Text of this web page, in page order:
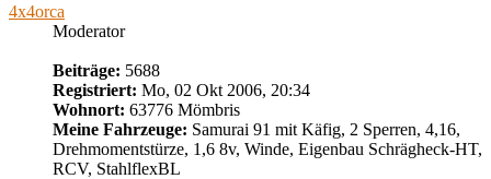
4x4orca
Moderator
Beiträge: 5688
Registriert: Mo, 02 Okt 2006, 20:34
Wohnort: 63776 Mömbris
Meine Fahrzeuge: Samurai 91 mit Käfig, 2 Sperren, 4,16,
Drehmomentstürze, 1,6 8v, Winde, Eigenbau Schrägheck-HT,
RCV, StahlflexBL